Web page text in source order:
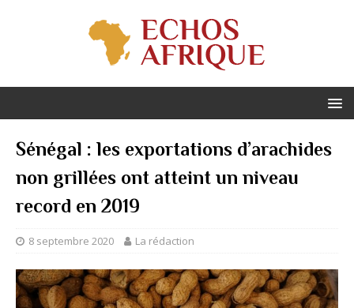
Sénégal : les exportations d’arachides
non grillées ont atteint un niveau
record en 2019
8 septembre 2020 La rédaction